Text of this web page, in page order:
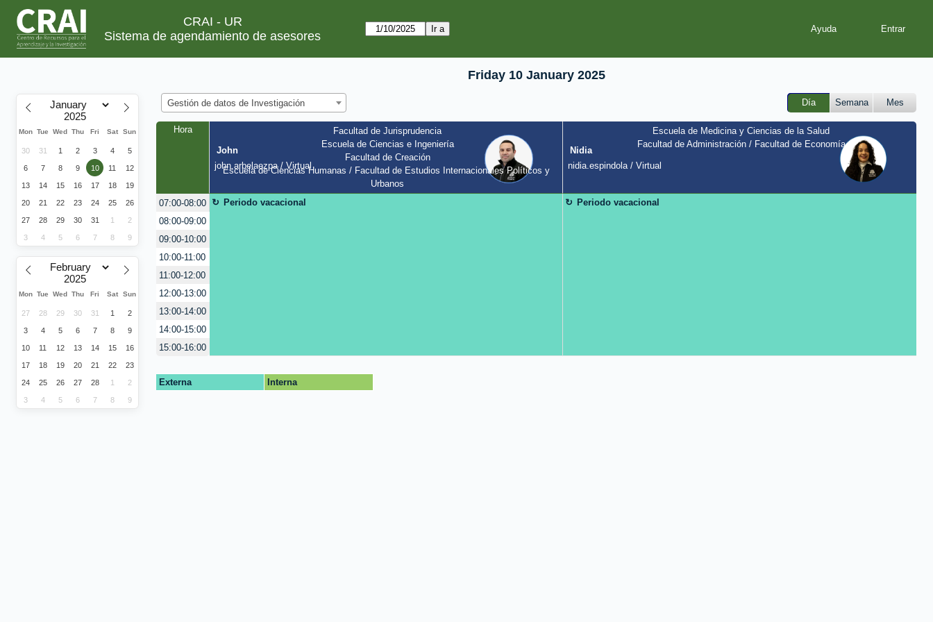
CRAI - UR
Sistema de agendamiento de asesores
Ayuda
Mon Tue Wed Thu Fri Sat Sun
30 31 1 2 3 4 5
6 7 8 9 10 11 12
13 14 15 16 17 18 19
20 21 22 23 24 25 26
27 28 29 30 31 1 2
3 4 5 6 7 8 9
Mon Tue Wed Thu Fri Sat Sun
27 28 29 30 31 1 2
3 4 5 6 7 8 9
10 11 12 13 14 15 16
17 18 19 20 21 22 23
24 25 26 27 28 1 2
3 4 5 6 7 8 9
Friday 10 January 2025
Gestión de datos de Investigación Día Semana Mes
Hora
John
john.arbelaezpa / Virtual
Facultad de Jurisprudencia
Escuela de Ciencias e Ingeniería
Facultad de Creación
Escuela de Ciencias Humanas / Facultad de Estudios Internacionales Políticos y
Urbanos
Nidia
nidia.espindola / Virtual
Escuela de Medicina y Ciencias de la Salud
Facultad de Administración / Facultad de Economía
07:00-08:00 Periodo vacacional
Periodo vacacional
08:00-09:00
09:00-10:00
10:00-11:00
11:00-12:00
12:00-13:00
13:00-14:00
14:00-15:00
15:00-16:00
Externa Interna